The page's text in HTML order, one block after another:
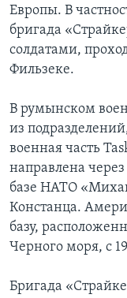
Европы. В
бригада
солдатами,
Фильзеке.
В румынском
из
военная часть
направлена
базе НАТО
Констанца.
базу,
Черного моря, с
Бригада